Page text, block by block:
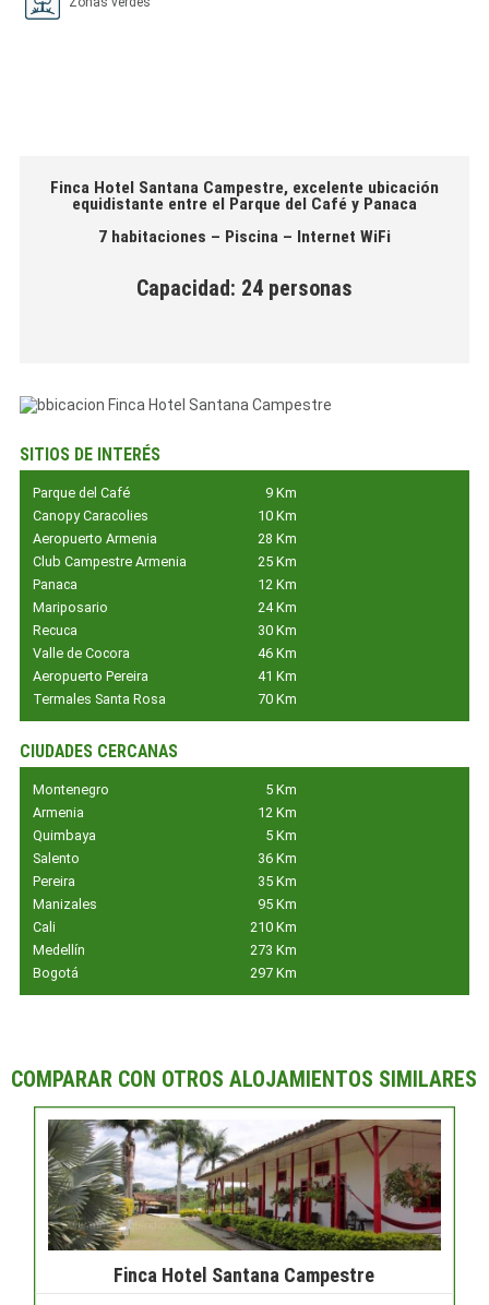
Finca Hotel Santana Campestre, excelente ubicación
equidistante entre el Parque del Café y Panaca
7 habitaciones – Piscina – Internet WiFi
Capacidad: 24 personas
SITIOS DE INTERÉS
Parque del Café
9 Km
Canopy Caracolies
10 Km
Aeropuerto Armenia
28 Km
Club Campestre Armenia
25 Km
Panaca
12 Km
Mariposario
24 Km
Recuca
30 Km
Valle de Cocora
46 Km
Aeropuerto Pereira
41 Km
Termales Santa Rosa
70 Km
CIUDADES CERCANAS
Montenegro
5 Km
Armenia
12 Km
Quimbaya
5 Km
Salento
36 Km
Pereira
35 Km
Manizales
95 Km
Cali
210 Km
Medellín
273 Km
Bogotá
297 Km
COMPARAR CON OTROS ALOJAMIENTOS SIMILARES
Finca Hotel Santana Campestre